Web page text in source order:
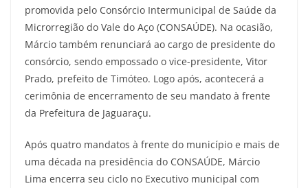
promovida pelo Consórcio Intermunicipal de Saúde da
Microrregião do Vale do Aço (CONSAÚDE). Na ocasião,
Márcio também renunciará ao cargo de presidente do
consórcio, sendo empossado o vice-presidente, Vitor
Prado, prefeito de Timóteo. Logo após, acontecerá a
cerimônia de encerramento de seu mandato à frente
da Prefeitura de Jaguaraçu.
Após quatro mandatos à frente do município e mais de
uma década na presidência do CONSAÚDE, Márcio
Lima encerra seu ciclo no Executivo municipal com